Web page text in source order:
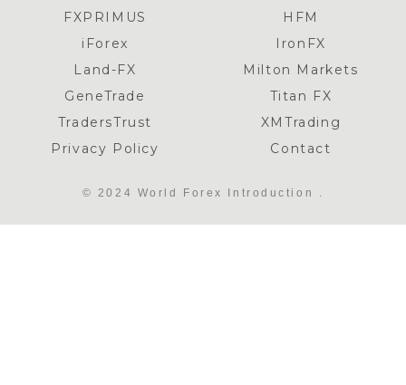
FXPRIMUS
HFM
iForex
IronFX
Land-FX
Milton Markets
GeneTrade
Titan FX
TradersTrust
XMTrading
Privacy Policy
Contact
© 2024 World Forex Introduction .